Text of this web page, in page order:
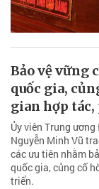
Bảo vệ vững
quốc gia,
gian hợp
Ủy viên Trung
Nguyễn Minh Vũ
các ưu tiên nhằm
quốc gia, củng cố
triển.